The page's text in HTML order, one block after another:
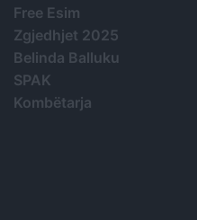
Free Esim
Zgjedhjet 2025
Belinda Balluku
SPAK
Kombëtarja